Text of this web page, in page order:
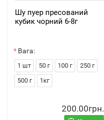
Шу пуер пресований
кубик чорний 6-8г
Вага:
1 шт 50 г 100 г
250 г
500 г
1кг
200.00грн.